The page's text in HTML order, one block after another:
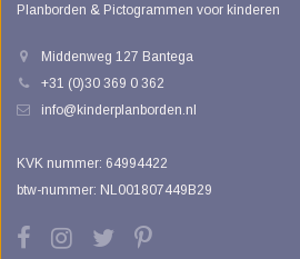
Planborden & Pictogrammen voor kinderen
Middenweg 127 Bantega
+31 (0)30 369 0 362
info@kinderplanborden.nl
KVK nummer: 64994422
btw-nummer: NL001807449B29